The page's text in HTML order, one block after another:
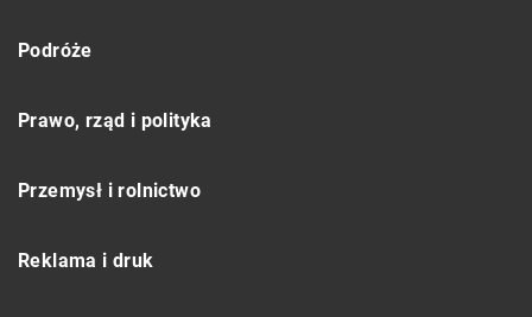
Podróże
Prawo, rząd i polityka
Przemysł i rolnictwo
Reklama i druk